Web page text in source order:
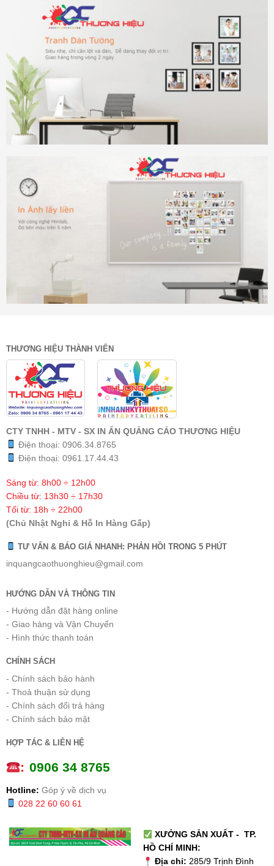
THƯƠNG HIỆU THÀNH VIÊN
CTY TNHH - MTV - SX IN ẤN QUẢNG CÁO THƯƠNG HIỆU
Điện thoại: 0906.34.8765
Điện thoại: 0961.17.44.43
Sáng từ: 8h00 ÷ 12h00
Chiều từ: 13h30 ÷ 17h30
Tối từ: 18h ÷ 22h00
(Chủ Nhật Nghỉ & Hỗ In Hàng Gấp)
TƯ VẤN & BÁO GIÁ NHANH: PHẢN HỒI TRONG 5 PHÚT
inquangcaothuonghieu@gmail.com
HƯỚNG DẪN VÀ THÔNG TIN
- Hướng dẫn đặt hàng online
- Giao hàng và Vận Chuyển
- Hình thức thanh toán
CHÍNH SÁCH
- Chính sách bảo hành
- Thoả thuận sử dụng
- Chính sách đổi trả hàng
- Chính sách bảo mật
HỢP TÁC & LIÊN HỆ
: 0906 34 8765
Hotline: Góp ý về dịch vụ
028 22 60 60 61
XƯỞNG SẢN XUẤT - TP.
HỒ CHÍ MINH:
Địa chỉ: 285/9 Trịnh Đình